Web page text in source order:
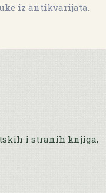
iz antikvarijata.
i stranih knjiga,